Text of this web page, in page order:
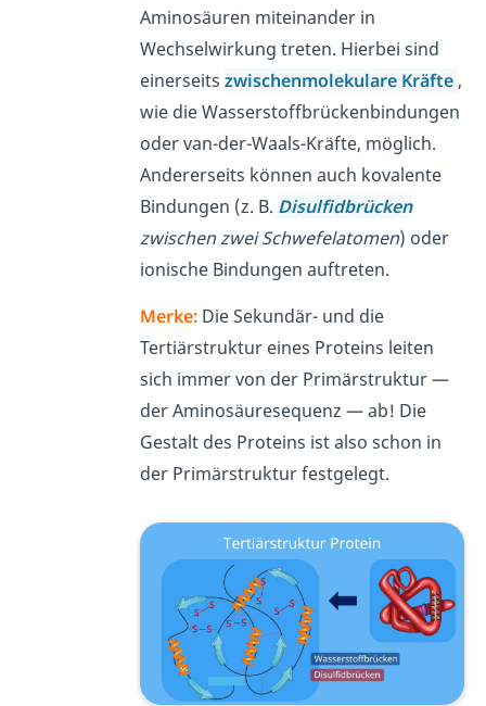
Aminosäuren miteinander in
Wechselwirkung treten. Hierbei sind
einerseits zwischenmolekulare Kräfte ,
wie die Wasserstoffbrückenbindungen
oder van-der-Waals-Kräfte, möglich.
Andererseits können auch kovalente
Bindungen (z. B. Disulfidbrücken
zwischen zwei Schwefelatomen) oder
ionische Bindungen auftreten.
Merke:Die Sekundär- und die
Tertiärstruktur eines Proteins leiten
sich immer von der Primärstruktur —
der Aminosäuresequenz — ab! Die
Gestalt des Proteins ist also schon in
der Primärstruktur festgelegt.